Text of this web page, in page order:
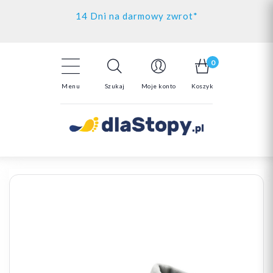
Kontakt
Darmowa dostawa powyżej 150zł
14 Dni na darmowy zwrot*
Menu Szukaj Moje konto
0
Koszyk